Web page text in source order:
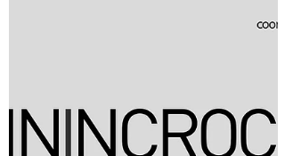
la Rassegna nazionale Destini Incrociati - edizione